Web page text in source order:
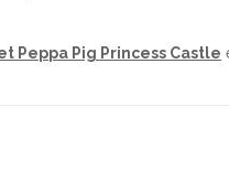
Peppa Pig Princess Castle